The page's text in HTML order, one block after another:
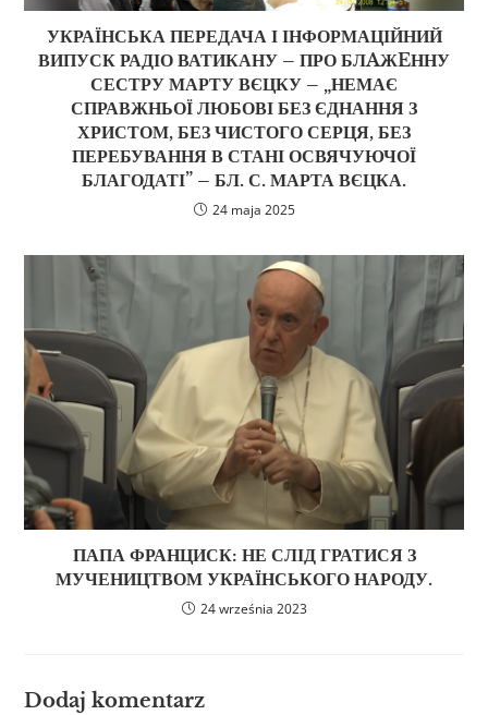
УКРАЇНСЬКА ПЕРЕДАЧА І ІНФОРМАЦІЙНИЙ
ВИПУСК РАДІО ВАТИКАНУ – ПРО БЛAЖEННУ
СЕСТРУ МАРТУ ВЄЦКУ – „НЕМАЄ
СПРАВЖНЬОЇ ЛЮБОВІ БЕЗ ЄДНАННЯ З
ХРИСТОМ, БЕЗ ЧИСТОГО СЕРЦЯ, БЕЗ
ПЕРЕБУВАННЯ В СТАНІ ОСВЯЧУЮЧОЇ
БЛАГОДАТІ” – БЛ. С. МАРТА ВЄЦКА.
24 maja 2025
ПАПА ФРАНЦИСК: НЕ СЛІД ГРАТИСЯ З
МУЧЕНИЦТВОМ УКРАЇНСЬКОГО НАРОДУ.
24 września 2023
Dodaj komentarz